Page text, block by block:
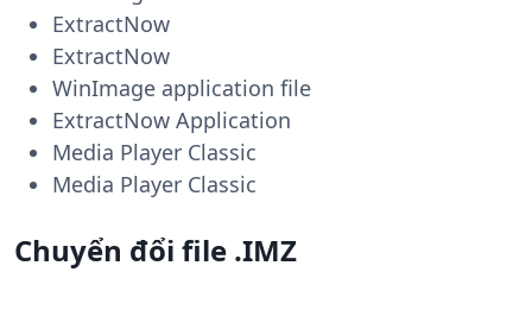
ExtractNow
ExtractNow
WinImage application file
ExtractNow Application
Media Player Classic
Media Player Classic
Chuyển đổi file .IMZ